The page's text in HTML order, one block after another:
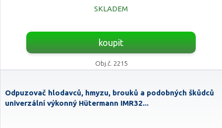
SKLADEM
koupit
Obj.č. 2215
Odpuzovač hlodavců, hmyzu, brouků a podobných škůdců
univerzální výkonný Hütermann IMR32...